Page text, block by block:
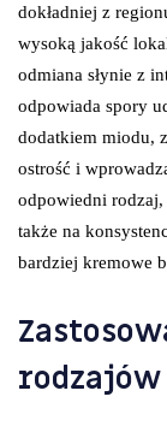
dokładniej z
wysoką jakość
odmiana słynie z
odpowiada spory
dodatkiem miodu,
ostrość i
odpowiedni
także na
bardziej kremowe